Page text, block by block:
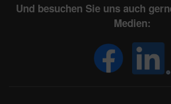
Und besuchen Sie uns auch
Medien: